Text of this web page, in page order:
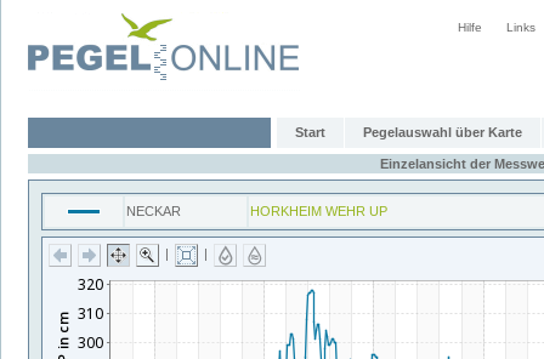
Hilfe Links
Start Pegelauswahl über Karte
Einzelansicht der
NECKAR HORKHEIM WEHR UP
| |